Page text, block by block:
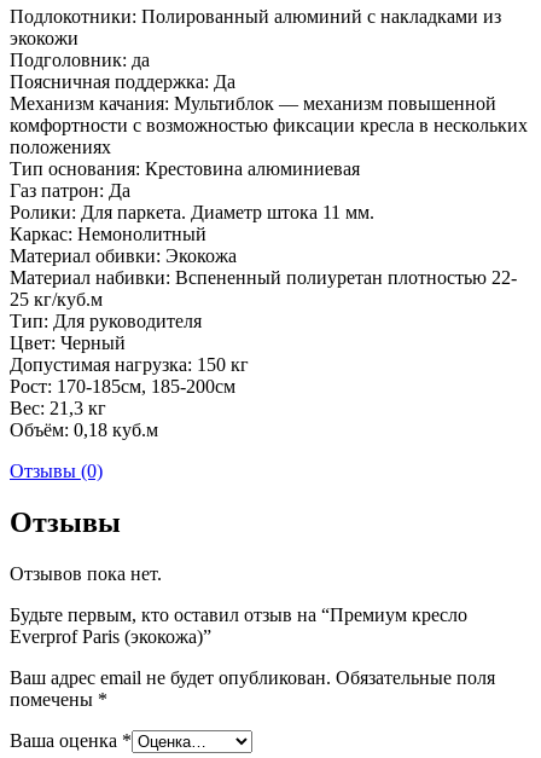
Подлокотники: Полированный алюминий с накладками из
экокожи
Подголовник: да
Поясничная поддержка: Да
Механизм качания: Мультиблок — механизм повышенной
комфортности с возможностью фиксации кресла в нескольких
положениях
Тип основания: Крестовина алюминиевая
Газ патрон: Да
Ролики: Для паркета. Диаметр штока 11 мм.
Каркас: Немонолитный
Материал обивки: Экокожа
Материал набивки: Вспененный полиуретан плотностью 22-
25 кг/куб.м
Тип: Для руководителя
Цвет: Черный
Допустимая нагрузка: 150 кг
Рост: 170-185см, 185-200см
Вес: 21,3 кг
Объём: 0,18 куб.м
Отзывы (0)
Отзывы
Отзывов пока нет.
Будьте первым, кто оставил отзыв на “Премиум кресло
Everprof Paris (экокожа)”
Ваш адрес email не будет опубликован. Обязательные поля
помечены *
Ваша оценка *